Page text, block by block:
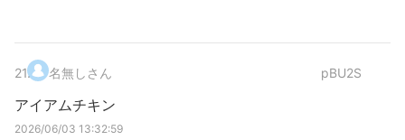
21. 名無しさん pBU2S
アイアムチキン
2026/06/03 13:32:59